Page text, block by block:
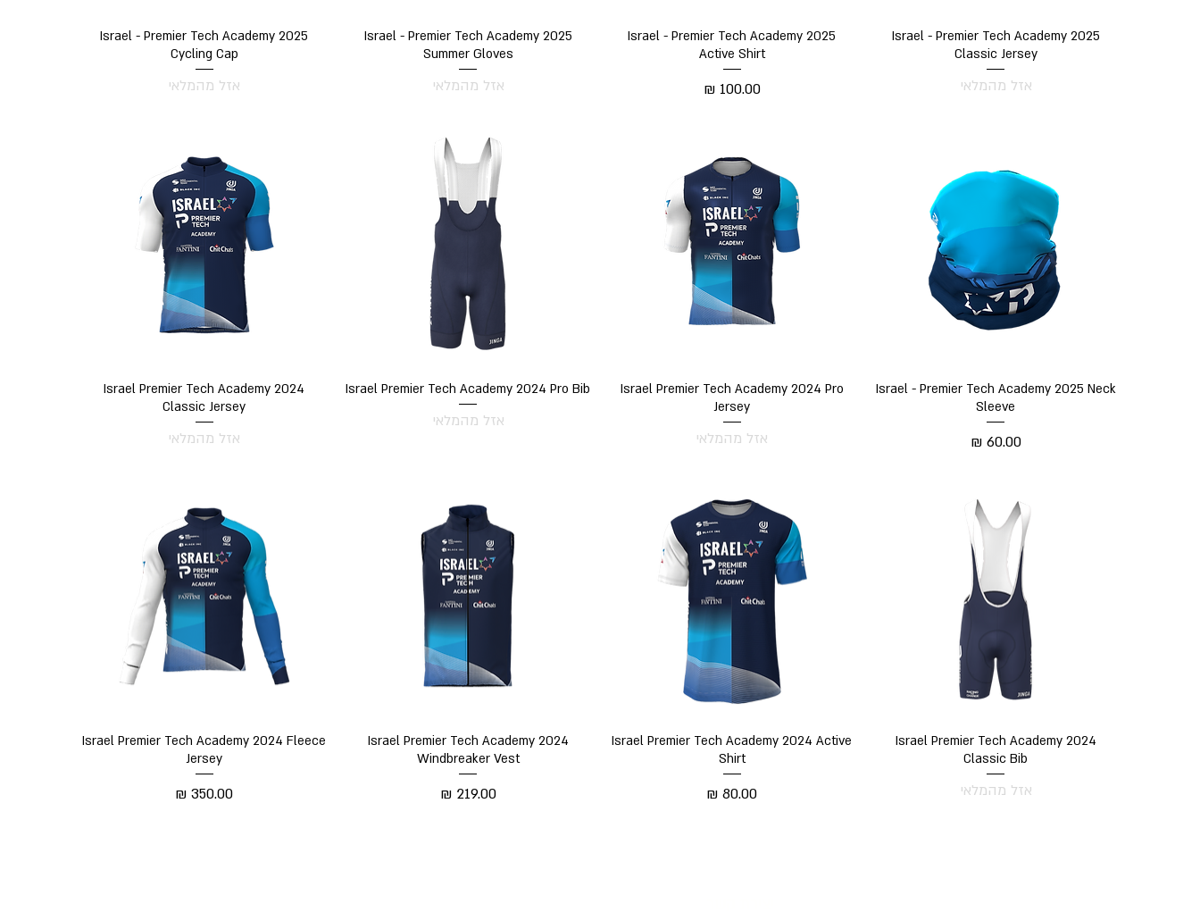
תצוגה מהירה
Israel - Premier Tech Academy 2025
Classic Jersey
אזל מהמלאי
תצוגה מהירה
Israel - Premier Tech Academy 2025
Active Shirt
מחיר‏100.00 ‏₪
תצוגה מהירה
Israel - Premier Tech Academy 2025
Summer Gloves
אזל מהמלאי
תצוגה מהירה
Israel - Premier Tech Academy 2025
Cycling Cap
אזל מהמלאי
תצוגה מהירה
Israel - Premier Tech Academy 2025 Neck
Sleeve
מחיר‏60.00 ‏₪
תצוגה מהירה
Israel Premier Tech Academy 2024 Pro
Jersey
אזל מהמלאי
תצוגה מהירה
Israel Premier Tech Academy 2024 Pro Bib
אזל מהמלאי
תצוגה מהירה
Israel Premier Tech Academy 2024
Classic Jersey
אזל מהמלאי
תצוגה מהירה
Israel Premier Tech Academy 2024
Classic Bib
אזל מהמלאי
תצוגה מהירה
Israel Premier Tech Academy 2024 Active
Shirt
מחיר
תצוגה מהירה
Israel Premier Tech Academy 2024
Windbreaker Vest
מחיר‏219.00 ‏₪
תצוגה מהירה
Israel Premier Tech Academy 2024 Fleece
Jersey
מחיר